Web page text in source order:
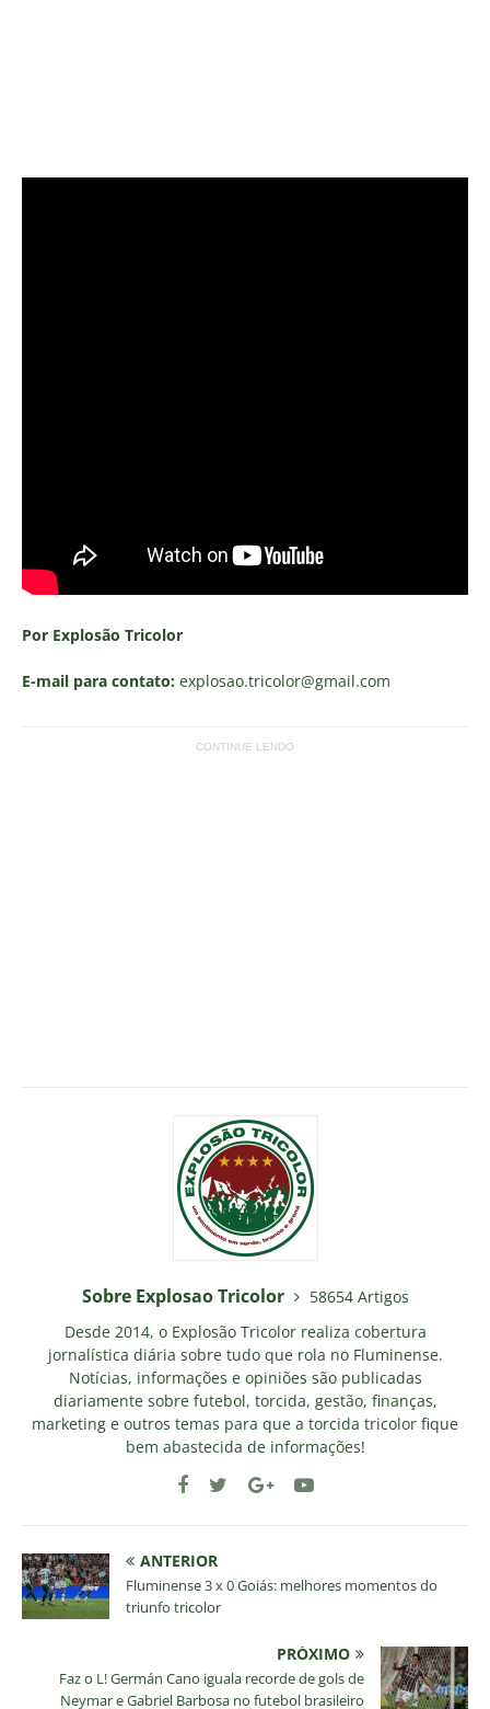
Por Explosão Tricolor
E-mail para contato: explosao.tricolor@gmail.com
CONTINUE LENDO
Sobre Explosao Tricolor
58654 Artigos
Desde 2014, o Explosão Tricolor realiza cobertura
jornalística diária sobre tudo que rola no Fluminense.
Notícias, informações e opiniões são publicadas
diariamente sobre futebol, torcida, gestão, finanças,
marketing e outros temas para que a torcida tricolor fique
bem abastecida de informações!
ANTERIOR
Fluminense 3 x 0 Goiás: melhores momentos do
triunfo tricolor
PRÓXIMO
Faz o L! Germán Cano iguala recorde de gols de
Neymar e Gabriel Barbosa no futebol brasileiro